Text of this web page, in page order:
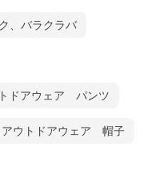
、バラクラバ
ドアウェア パンツ
アウトドアウェア 帽子